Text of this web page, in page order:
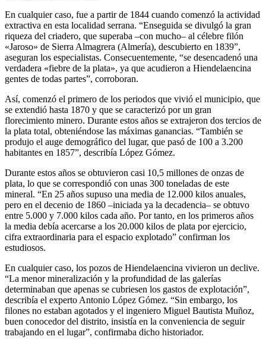
En cualquier caso, fue a partir de 1844 cuando comenzó la actividad
extractiva en esta localidad serrana. “Enseguida se divulgó la gran
riqueza del criadero, que superaba –con mucho– al célebre filón
«Jaroso» de Sierra Almagrera (Almería), descubierto en 1839”,
aseguran los especialistas. Consecuentemente, “se desencadenó una
verdadera «fiebre de la plata», ya que acudieron a Hiendelaencina
gentes de todas partes”, corroboran.
Así, comenzó el primero de los periodos que vivió el municipio, que
se extendió hasta 1870 y que se caracterizó por un gran
florecimiento minero. Durante estos años se extrajeron dos tercios de
la plata total, obteniéndose las máximas ganancias. “También se
produjo el auge demográfico del lugar, que pasó de 100 a 3.200
habitantes en 1857”, describía López Gómez.
Durante estos años se obtuvieron casi 10,5 millones de onzas de
plata, lo que se correspondió con unas 300 toneladas de este
mineral. “En 25 años supuso una media de 12.000 kilos anuales,
pero en el decenio de 1860 –iniciada ya la decadencia– se obtuvo
entre 5.000 y 7.000 kilos cada año. Por tanto, en los primeros años
la media debía acercarse a los 20.000 kilos de plata por ejercicio,
cifra extraordinaria para el espacio explotado” confirman los
estudiosos.
En cualquier caso, los pozos de Hiendelaencina vivieron un declive.
“La menor mineralización y la profundidad de las galerías
determinaban que apenas se cubriesen los gastos de explotación”,
describía el experto Antonio López Gómez. “Sin embargo, los
filones no estaban agotados y el ingeniero Miguel Bautista Muñoz,
buen conocedor del distrito, insistía en la conveniencia de seguir
trabajando en el lugar”, confirmaba dicho historiador.